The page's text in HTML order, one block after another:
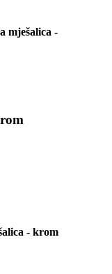
mješalica -
- krom